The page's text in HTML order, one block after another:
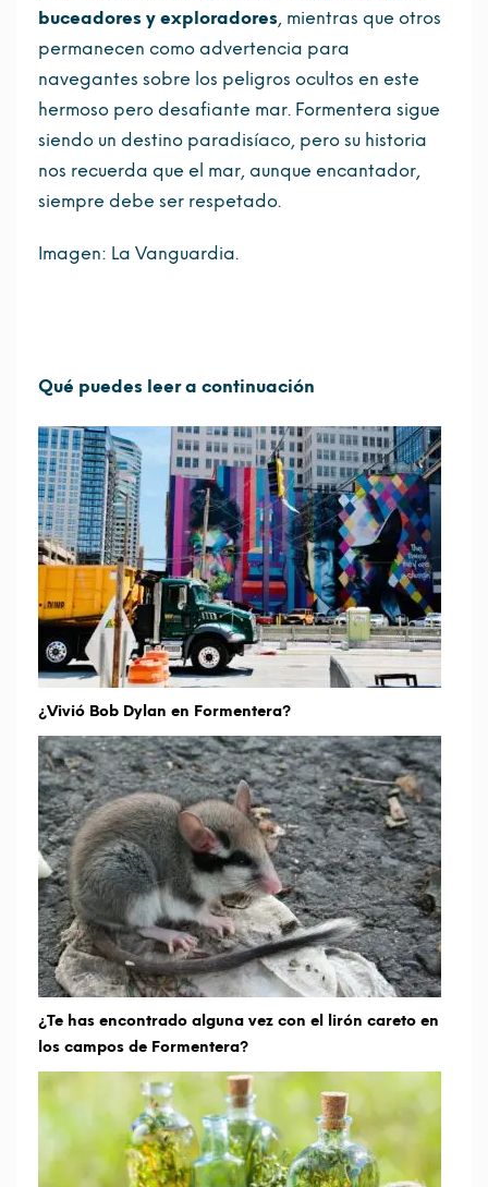
buceadores y exploradores, mientras que otros
permanecen como advertencia para
navegantes sobre los peligros ocultos en este
hermoso pero desafiante mar. Formentera sigue
siendo un destino paradisíaco, pero su historia
nos recuerda que el mar, aunque encantador,
siempre debe ser respetado.
Imagen: La Vanguardia.
Qué puedes leer a continuación
¿Vivió Bob Dylan en Formentera?
¿Te has encontrado alguna vez con el lirón careto en
los campos de Formentera?